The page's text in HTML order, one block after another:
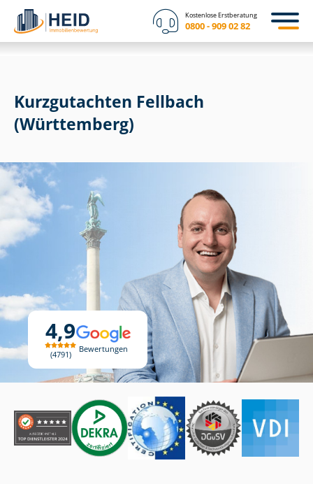
Kostenlose Erstberatung
0800 - 909 02 82
4,9
4791
Bewertungen
Kurzgutachten Fellbach
(Württemberg)